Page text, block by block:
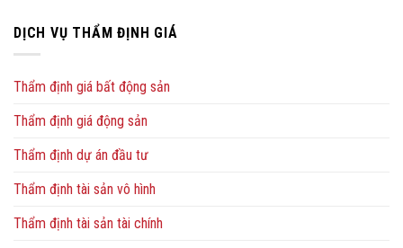
DỊCH VỤ THẨM ĐỊNH GIÁ
Thẩm định giá bất động sản
Thẩm định giá động sản
Thẩm định dự án đầu tư
Thẩm định tài sản vô hình
Thẩm định tài sản tài chính